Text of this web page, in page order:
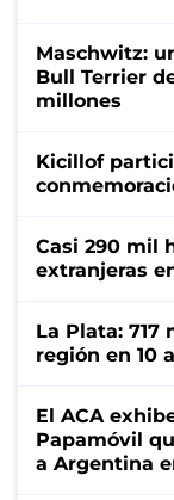
Maschwitz:
Bull Terrier
millones
Kicillof
Casi 290 mil
extranjeras
La Plata: 717
región en 10
El ACA
Papamóvil
a Argentina